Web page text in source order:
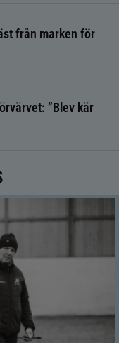
från marken för
”Blev kär